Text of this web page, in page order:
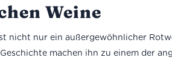
Weine
nicht nur ein außergewöhnlicher
machen ihn zu einem der